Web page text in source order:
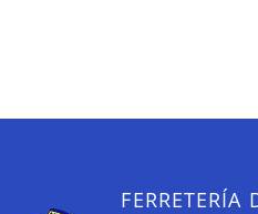
FERRETERÍA